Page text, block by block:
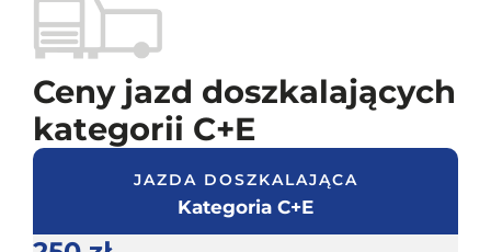
Ceny jazd doszkalających
kategorii C+E
JAZDA DOSZKALAJĄCA
Kategoria C+E